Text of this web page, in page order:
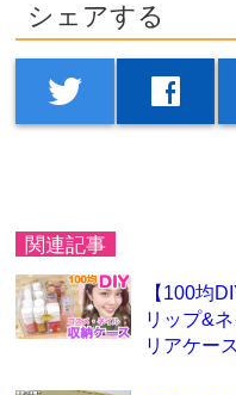
シェアする
twitter facebook
関連記事
【100均
リップ&
リアケー